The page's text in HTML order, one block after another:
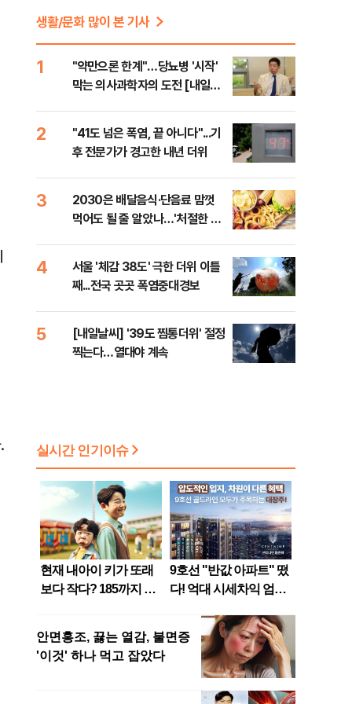
생활/문화 많이 본 기사
1
"약만으론 한계"…당뇨병 '시작'
막는 의사과학자의 도전 [내일의
2
"41도 넘은 폭염, 끝 아니다"...기
후 전문가가 경고한 내년 더위
3
2030은 배달음식·단음료 맘껏
먹어도 될 줄 알았나…'처절한 대
4
서울 '체감 38도' 극한 더위 이틀
째...전국 곳곳 폭염중대경보
5
[내일날씨] '39도 찜통더위' 절정
찍는다…열대야 계속